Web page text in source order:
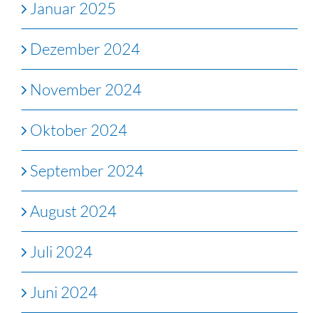
Januar 2025
Dezember 2024
November 2024
Oktober 2024
September 2024
August 2024
Juli 2024
Juni 2024